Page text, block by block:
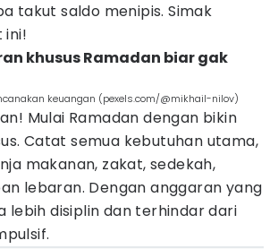
takut saldo menipis. Simak
ini!
khusus Ramadan biar gak
keuangan (pexels.com/@mikhail-nilov)
Mulai Ramadan dengan bikin
Catat semua kebutuhan utama,
makanan, zakat, sedekah,
lebaran. Dengan anggaran yang
lebih disiplin dan terhindar dari